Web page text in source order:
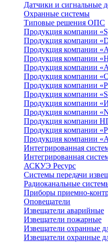
Датчики и сигнальные
Охранные системы
Типовые решения ОПС
Продукция компании
Продукция компании
Продукция компании
Продукция компании
Продукция компании
Продукция компании
Продукция компании
Продукция компании
Продукция компании
Продукция компании
Продукция компании
Продукция компании
Продукция компании
Интегрированная
Интегрированная
АСКУЭ Ресурс
Системы передачи
Радиоканальные
Приборы приемно-
Оповещатели
Извещатели аварийные
Извещатели пожарные
Извещатели охранные
Извещатели охранные